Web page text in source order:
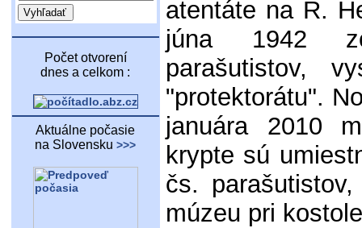
Počet otvorení
dnes a celkom :
Aktuálne počasie
na Slovensku >>>
atentáte na R.
júna 1942
parašutistov,
"protektorátu".
januára 2010
krypte sú
čs.
múzeu pri